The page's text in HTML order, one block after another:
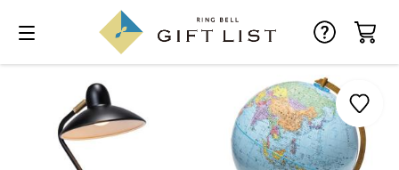
お気に入り